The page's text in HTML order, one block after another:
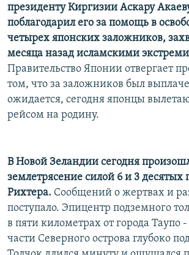
президенту Киргизии Аскару
поблагодарил его за помощь в
четырех японских заложников,
месяца назад исламскими
Правительство Японии отвергает
том, что за заложников был
ожидается, сегодня японцы
рейсом на родину.
В Новой Зеландии сегодня
землетрясение силой 6 и 3 десятых
Рихтера. Сообщений о жертвах и
поступало. Эпицентр подземного
в пяти километрах от города Таупо
части Северного острова глубоко